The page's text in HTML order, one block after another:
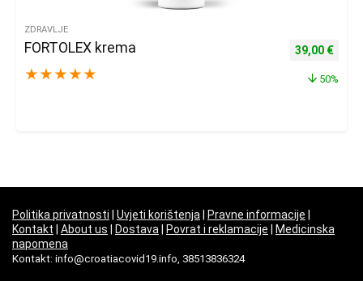
ZDRAVLJE
FORTOLEX krema
★ ★ ★ ★ ★
Izvorna
39,00 €
50%
Politika privatnosti | Uvjeti korištenja | Pravne informacije |
Kontakt | About us | Dostava | Povrat i reklamacije | Medicinska
napomena
Kontakt: info@croatiacovid19.info, 38513836324